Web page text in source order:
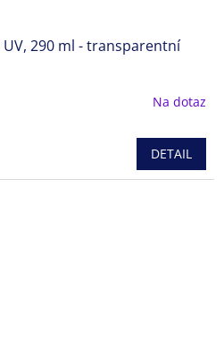
UV, 290 ml - transparentní
Na dotaz
DETAIL